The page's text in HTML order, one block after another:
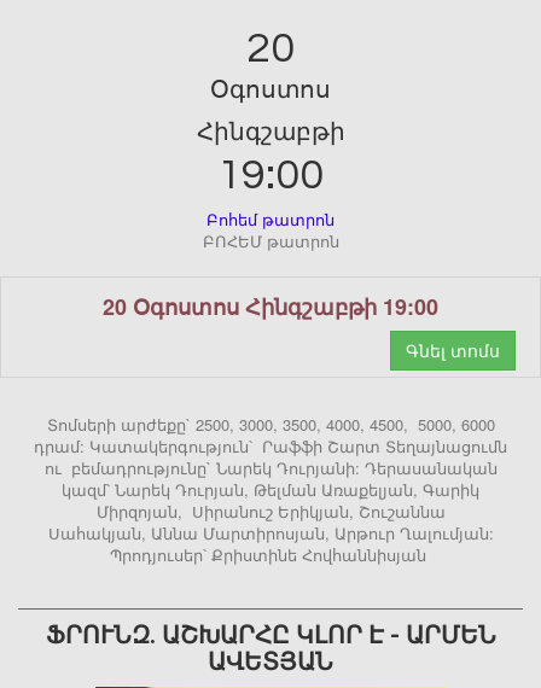
20
Օգոստոս
Հինգշաբթի
19:00
Բոհեմ թատրոն
ԲՈՀԵՄ թատրոն
20 Օգոստոս Հինգշաբթի 19:00
Գնել տոմս
Տոմսերի արժեքը` 2500, 3000, 3500, 4000, 4500, 5000, 6000
դրամ: Կատակերգություն՝ Րաֆֆի Շարտ Տեղայնացումն
ու բեմադրությունը` Նարեկ Դուրյանի: Դերասանական
կազմ՝ Նարեկ Դուրյան, Թելման Առաքելյան, Գարիկ
Միրզոյան, Սիրանուշ Երիկյան, Շուշաննա
Սահակյան, Աննա Մարտիրոսյան, Արթուր Ղալումյան:
Պրոդյուսեր՝ Քրիստինե Հովհաննիսյան
ՖՐՈՒՆԶ. ԱՇԽԱՐՀԸ ԿԼՈՐ Է - ԱՐՄԵՆ
ԱՎԵՏՅԱՆ